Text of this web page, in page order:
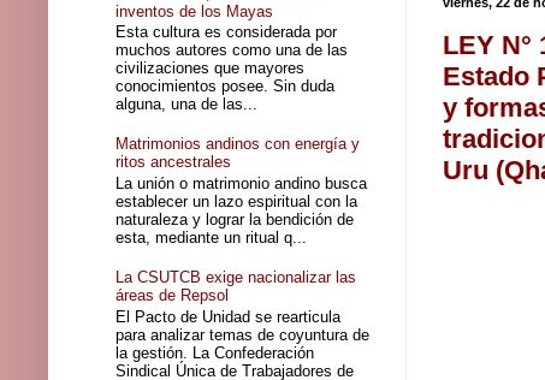
viernes, 22 de
LEY
Estado
y
Uru
inventos de los Mayas
Esta cultura es considerada por
muchos autores como una de las
civilizaciones que mayores
conocimientos posee. Sin duda
alguna, una de las...
Matrimonios andinos con energía y
ritos ancestrales
La unión o matrimonio andino busca
establecer un lazo espiritual con la
naturaleza y lograr la bendición de
esta, mediante un ritual q...
La CSUTCB exige nacionalizar las
áreas de Repsol
El Pacto de Unidad se rearticula
para analizar temas de coyuntura de
la gestión. La Confederación
Sindical Única de Trabajadores de